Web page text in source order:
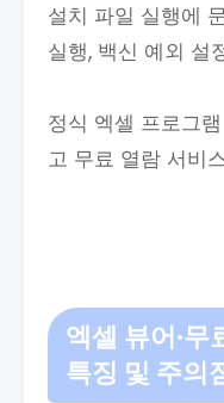
설치 파일 실행에
실행, 백신 예외 설
정식 엑셀 프로그
고 무료 열람 서비
엑셀 뷰어·무
특징 및 주의